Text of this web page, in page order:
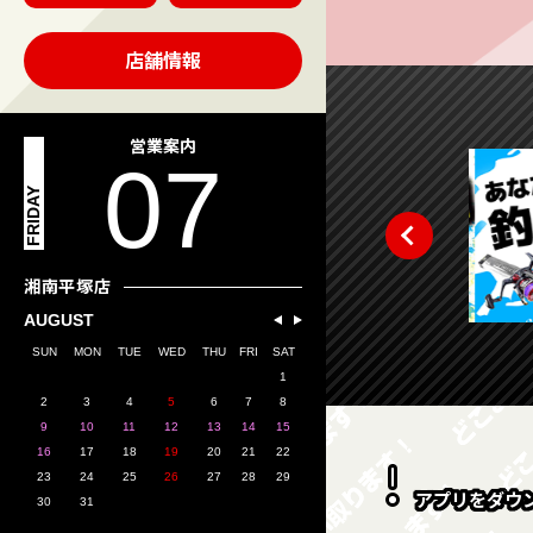
店舗情報
営業案内
07
FRIDAY
湘南平塚店
AUGUST
SUN MON TUE WED THU FRI
SAT
1
2
3 4 5 6 7
8
9
10 11 12 13 14
15
16
17 18 19 20 21
22
23
24 25 26 27 28
29
30
31 アプリをダウ